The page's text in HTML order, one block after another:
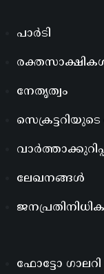
പാർടി
നേതൃത്വം
ലേഖനങ്ങൾ
ഫോട്ടോ ഗാലറി